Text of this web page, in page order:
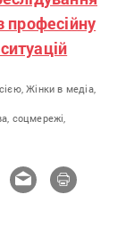
професійну
Жінки в медіа,
соцмережі,